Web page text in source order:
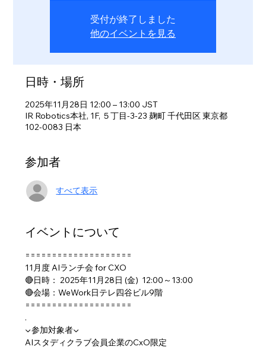
受付が終了しました
他のイベントを見る
日時・場所
2025年11月28日 12:00 – 13:00 JST
IR Robotics本社, 1F, ５丁目-3-23 麹町 千代田区 東京都
102-0083 日本
参加者
すべて表示
イベントについて
====================
11月度 AIランチ会 for CXO
🔴日時： 2025年11月28日 (金)  12:00～13:00
🔴会場：WeWork日テレ四谷ビル9階
====================
.
▼参加対象者▼
AIスタディクラブ会員企業のCxO限定